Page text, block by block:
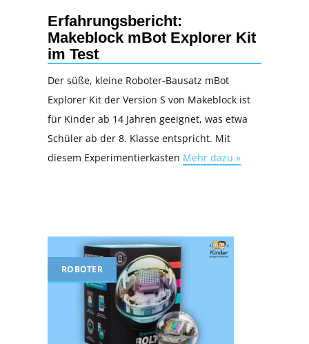
Erfahrungsbericht:
Makeblock mBot Explorer Kit
im Test
Der süße, kleine Roboter-Bausatz mBot
Explorer Kit der Version S von Makeblock ist
für Kinder ab 14 Jahren geeignet, was etwa
Schüler ab der 8. Klasse entspricht. Mit
diesem Experimentierkasten Mehr dazu »
ROBOTER